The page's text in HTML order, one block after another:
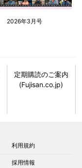
2026年3月号
定期購読のご案内
(Fujisan.co.jp)
利用規約
採用情報